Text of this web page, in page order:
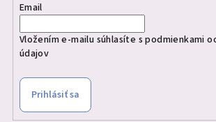
Email
Vložením e-mailu súhlasíte spodmienkami
údajov
Prihlásiť sa